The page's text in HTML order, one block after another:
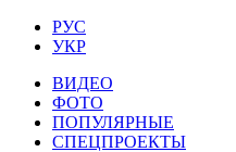
РУС
УКР
ВИДЕО
ФОТО
ПОПУЛЯРНЫЕ
СПЕЦПРОЕКТЫ